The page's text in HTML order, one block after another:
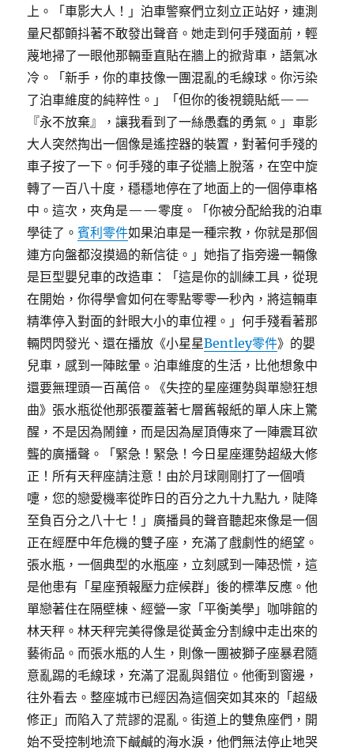
上。「車影大人！」泊車警察們立刻立正站好，連測
量尺都顫抖著不敢發出聲音。她走到何手殘面前，輕
蔑地掃了一眼他那輛垂直貼在牆上的掀背車，語氣冰
冷。「新手，你的車技像一團混亂的毛線球。你污染
了泊車維度的純粹性。」「但你的後視鏡貼紙——
『永不放棄』，讓我看到了一絲愚蠢的勇氣。」車影
大人突然掏出一個像是遙控器的裝置，對著何手殘的
車子按了一下。何手殘的車子從牆上脫落，在空中旋
轉了一百八十度，穩穩地停在了地面上的一個停車格
中。這次，夾角是——零度。「你被分配給我的泊車
學徒了。賓利零件如果泊車是一種宗教，你就是那個
連方向盤都沒摸過的新信徒。」她指了指旁邊一輛像
是巨型嬰兒車的改造車：「這是你的訓練工具，從現
在開始，你得學會如何在零點零零一秒內，將這輛車
精準停入對面的針眼大小的車位裡。」何手殘看著那
輛閃閃發光、還在播放《小星星Bentley零件》的嬰
兒車，感到一陣眩暈。泊車維度的生活，比他想象中
還要無理頭一百萬倍。《失控的星座運勢與單戀狂想
曲》張水瓶從他那張覆蓋著七層舊報紙的單人床上驚
醒，不是因為鬧鐘，而是因為屋頂傳來了一陣震耳欲
聾的廣播聲。「緊急！緊急！今日星座運勢超級大修
正！所有天秤座請注意！由於月球剛剛打了一個噴
嚏，您的戀愛機率從昨日的百分之九十九點九，陡降
至負百分之八十七！」廣播員的聲音聽起來像是一個
正在經歷中年危機的雙子座，充滿了戲劇性的絕望。
張水瓶，一個典型的水瓶座，立刻感到一陣恐慌，這
是他患有「星座預報壓力症候群」後的標準反應。他
單戀著住在隔壁棟、經營一家「平衡美學」咖啡館的
林天秤。林天秤完美得像是從黃金分割線中走出來的
藝術品。而張水瓶的人生，則像一團被獅子座暴君隨
意亂踢的毛線球，充滿了混亂與錯位。他衝到窗邊，
往外看去。整座城市已經因為這個突如其來的「超級
修正」而陷入了荒謬的混亂。街道上的雙魚座們，開
始不受控制地流下鹹鹹的海水淚，他們無法停止地哭